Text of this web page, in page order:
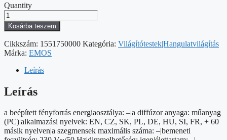
Quantity
GoSmart
Ambient
LED
RGB
világítás
(189
cm)
Kosárba teszem
Cikkszám: 1551750000 Kategória: Világítótestek|Hangulatvilágítás
Márka: EMOS
Leírás
Leírás
a beépített fényforrás energiaosztálya: –|a diffúzor anyaga: műanyag
(PC)|alkalmazási nyelvek: EN, CZ, SK, PL, DE, HU, SI, FR, + 60
másik nyelven|a szegmensek maximális száma: –|bemeneti